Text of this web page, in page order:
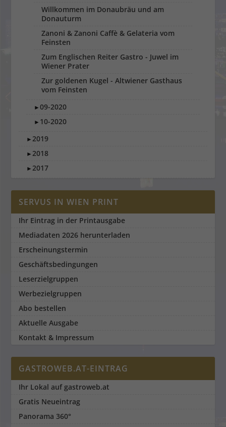
Willkommen im Donaubräu und am
Donauturm
Zanoni & Zanoni Caffè & Gelateria vom
Feinsten
Zum Englischen Reiter Gastro - Juwel im
Wiener Prater
Zur goldenen Kugel - Altwiener Gasthaus
vom Feinsten
►09-2020
► 10-2020
►2019
►2018
►2017
SERVUS IN WIEN PRINT
Ihr Eintrag in der Printausgabe
Mediadaten 2026 herunterladen
Erscheinungstermin
Geschäftsbedingungen
Leserzielgruppen
Werbezielgruppen
Abo bestellen
Aktuelle Ausgabe
Kontakt & Impressum
GASTROWEB.AT-EINTRAG
Ihr Lokal auf gastroweb.at
Gratis Neueintrag
Panorama 360°